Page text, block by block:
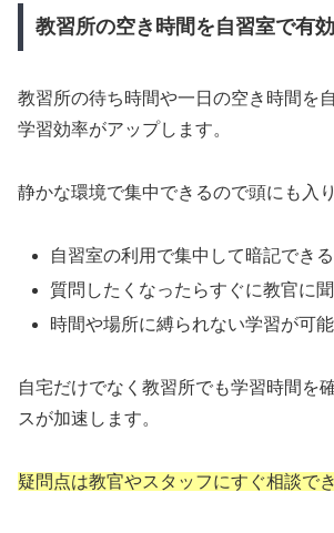
教習所の空き時間を自習室で有
教習所の待ち時間や一日の空き時間を
学習効率がアップします。
静かな環境で集中できるので頭にも入
自習室の利用で集中して暗記できる
質問したくなったらすぐに教官に
時間や場所に縛られない学習が可能
自宅だけでなく教習所でも学習時間を
スが加速します。
疑問点は教官やスタッフにすぐ相談で